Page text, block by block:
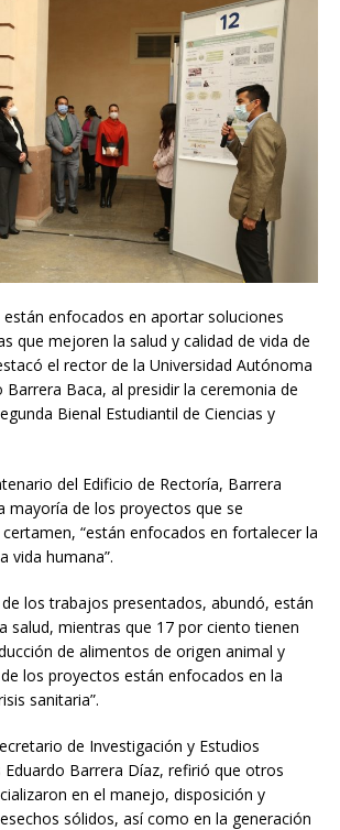
están enfocados en aportar soluciones
que mejoren la salud y calidad de vida de
el rector de la Universidad Autónoma
Baca, al presidir la ceremonia de
Bienal Estudiantil de Ciencias y
del Edificio de Rectoría, Barrera
mayoría de los proyectos que se
“están enfocados en fortalecer la
vida humana”.
los trabajos presentados, abundó, están
salud, mientras que 17 por ciento tienen
de alimentos de origen animal y
los proyectos están enfocados en la
sanitaria”.
de Investigación y Estudios
Eduardo Barrera Díaz, refirió que otros
en el manejo, disposición y
sólidos, así como en la generación